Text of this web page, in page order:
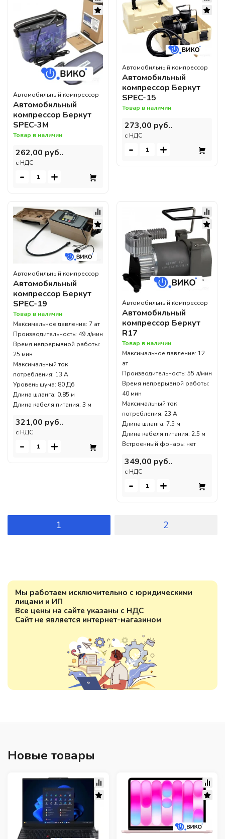
Мы работаем исключительно с юридическими
лицами и ИП
Все цены на сайте указаны с НДС
Сайт не является интернет-магазином
Автомобильный компрессор
Автомобильный
компрессор Беркут
SPEC-3M
Товар в наличии
262,00 руб..
c НДС
- +
Автомобильный компрессор
Автомобильный
компрессор Беркут
SPEC-15
Товар в наличии
273,00 руб..
c НДС
- +
Автомобильный компрессор
Автомобильный
компрессор Беркут
SPEC-19
Товар в наличии
Максимальное давление: 7 ат
Производительность: 49 л/мин
Время непрерывной работы:
25 мин
Максимальный ток
потребления: 13 А
Уровень шума: 80 Дб
Длина шланга: 0.85 м
Длина кабеля питания: 3 м
321,00 руб..
c НДС
- +
Автомобильный компрессор
Автомобильный
компрессор Беркут
R17
Товар в наличии
Максимальное давление: 12
ат
Производительность: 55 л/мин
Время непрерывной работы:
40 мин
Максимальный ток
потребления: 23 А
Длина шланга: 7.5 м
Длина кабеля питания: 2.5 м
Встроенный фонарь: нет
349,00 руб..
c НДС
- +
1 2
Новые товары